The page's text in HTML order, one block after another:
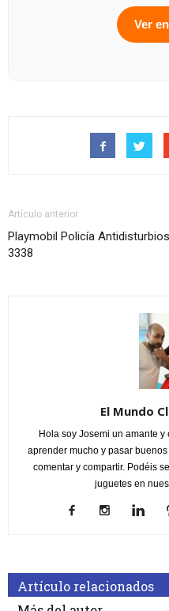
Ver
Artículo anterior
Playmobil Policía Antidisturbios
3338
El Mundo
Hola soy Josemi un amante
aprender mucho y pasar
comentar y compartir. Podéis
juguetes en
Artículo relacionados